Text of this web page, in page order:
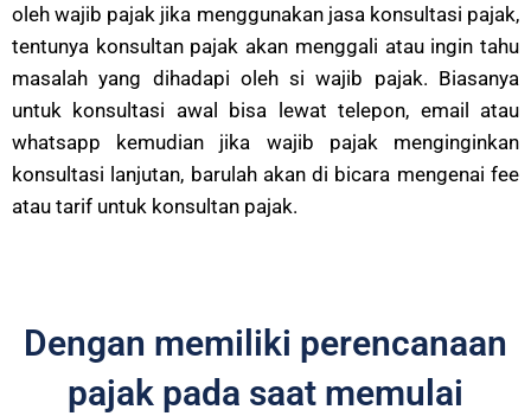
oleh wajib pajak jika menggunakan jasa konsultasi pajak,
tentunya konsultan pajak akan menggali atau ingin tahu
masalah yang dihadapi oleh si wajib pajak. Biasanya
untuk konsultasi awal bisa lewat telepon, email atau
whatsapp kemudian jika wajib pajak menginginkan
konsultasi lanjutan, barulah akan di bicara mengenai fee
atau tarif untuk konsultan pajak.
Dengan memiliki perencanaan
pajak pada saat memulai